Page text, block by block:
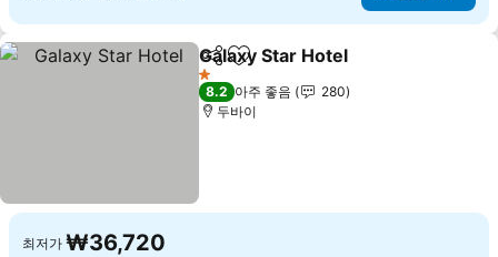
공유 즐겨찾기에 추가
Galaxy Star Hotel
1 성급
8.2 아주 좋음
280
두바이
최저가 ₩36,720